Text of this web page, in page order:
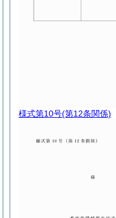
様式第10号(第12条関係)